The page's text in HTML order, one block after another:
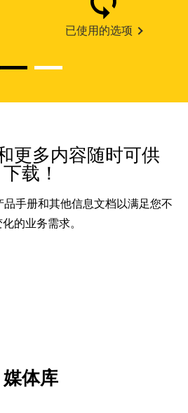
已使用的选项
更多内容随时可供
下载！
手册和其他信息文档以满足您不
的业务需求。
媒体库